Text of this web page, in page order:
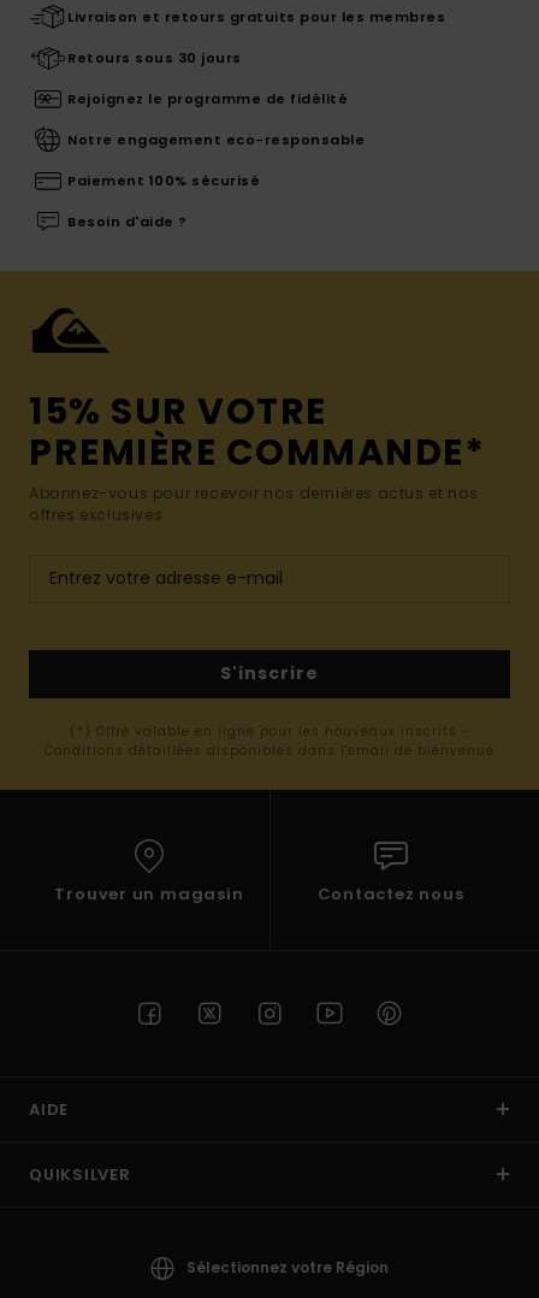
Livraison et retours gratuits pour les membres
Retours sous 30 jours
Rejoignez le programme de fidélité
Notre engagement eco-responsable
Paiement 100% sécurisé
Besoin d'aide ?
15% SUR VOTRE
PREMIÈRE COMMANDE*
Abonnez-vous pour recevoir nos dernières actus et nos
offres exclusives.
S'inscrire
(*) Offre valable en ligne pour les nouveaux inscrits -
Conditions détaillées disponibles dans l'email de bienvenue
Trouver un magasin Contactez nous
AIDE
QUIKSILVER
Sélectionnez votre Région